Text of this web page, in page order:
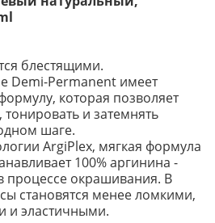
блестящими.
Demi-Permanent имеет
которая позволяет
тонировать и затемнять
шаге.
ArgiPlex, мягкая формула
100% аргинина -
процессе окрашивания. В
становятся менее ломкими,
и эластичными.